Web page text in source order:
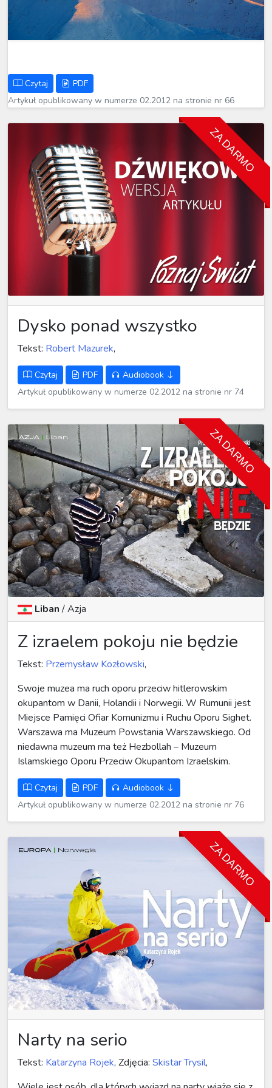
Czytaj
PDF
Artykuł opublikowany w numerze 02.2012 na stronie nr 66
ZA DARMO
Dysko ponad wszystko
Tekst: Robert Mazurek,
Czytaj PDF
Audiobook
Artykuł opublikowany w numerze 02.2012 na stronie nr 74
ZA DARMO
Liban/Azja
Z izraelem pokoju nie będzie
Tekst: Przemysław Kozłowski,
Swoje muzea ma ruch oporu przeciw hitlerowskim
okupantom w Danii, Holandii i Norwegii. W Rumunii jest
Miejsce Pamięci Ofiar Komunizmu i Ruchu Oporu Sighet.
Warszawa ma Muzeum Powstania Warszawskiego. Od
niedawna muzeum ma też Hezbollah – Muzeum
Islamskiego Oporu Przeciw Okupantom Izraelskim.
Czytaj PDF
Audiobook
Artykuł opublikowany w numerze 02.2012 na stronie nr 76
ZA DARMO
Narty na serio
Tekst: Katarzyna Rojek, Zdjęcia: Skistar Trysil,